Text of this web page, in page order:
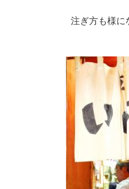
注ぎ方も様に